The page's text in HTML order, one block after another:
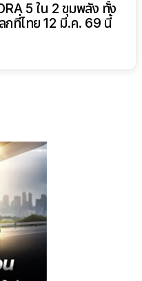
5 ใน 2 ขุมพลัง ทั้ง
กที่ไทย 12 มี.ค. 69 นี้